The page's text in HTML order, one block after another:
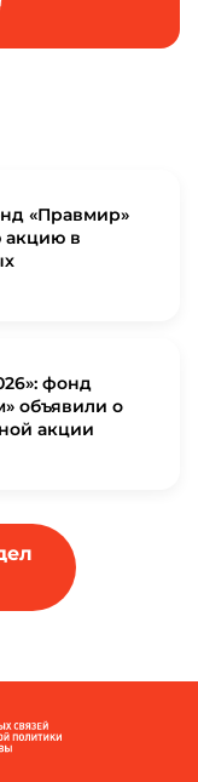
«Правмир»
акцию в
фонд
объявили о
акции